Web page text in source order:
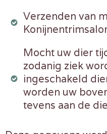
Verzenden van
Mocht uw dier
zodanig ziek
ingeschakeld
worden uw
tevens aan de